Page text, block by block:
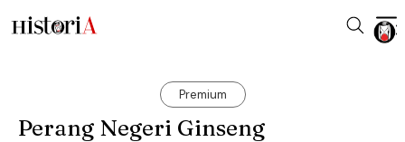
Premium
Perang Negeri Ginseng